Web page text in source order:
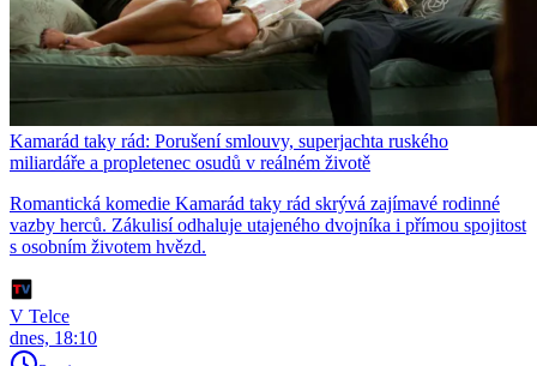
Kamarád taky rád: Porušení smlouvy, superjachta ruského
miliardáře a propletenec osudů v reálném životě
Romantická komedie Kamarád taky rád skrývá zajímavé rodinné
vazby herců. Zákulisí odhaluje utajeného dvojníka i přímou spojitost
s osobním životem hvězd.
V Telce
dnes, 18:10